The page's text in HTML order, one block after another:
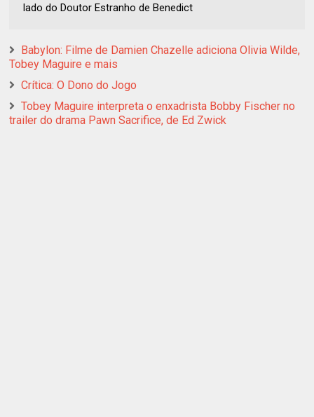
lado do Doutor Estranho de Benedict
Babylon: Filme de Damien Chazelle adiciona Olivia Wilde,
Tobey Maguire e mais
Crítica: O Dono do Jogo
Tobey Maguire interpreta o enxadrista Bobby Fischer no
trailer do drama Pawn Sacrifice, de Ed Zwick